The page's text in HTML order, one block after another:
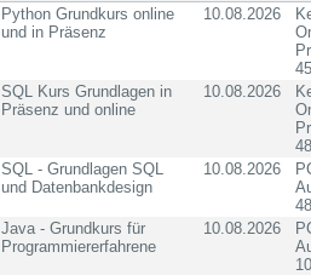
Python Grundkurs online
und in Präsenz
10.08.2026
SQL Kurs Grundlagen in
Präsenz und online
10.08.2026
SQL - Grundlagen SQL
und Datenbankdesign
10.08.2026
Java - Grundkurs für
Programmiererfahrene
10.08.2026